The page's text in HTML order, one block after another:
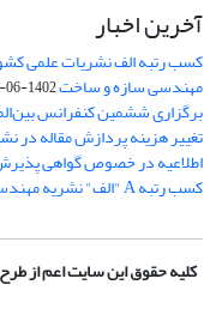
آخرین اخبار
کسب رتبه الف نشریات علمی
مهندسی سازه و ساخت1402-06-17
برگزاری ششمین کنفرانس
تغییر هزینه پردازش مقاله در
اطلاعیه در خصوص گواهی
کسب رتبه A "الف" نشریه مهندسی سازه و ساخت
کلیه حقوق این سایت اعم از